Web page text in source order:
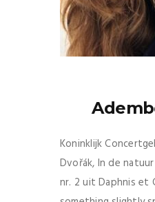
Koninklijk
Dvořák, In de
nr. 2 uit Daphnis et